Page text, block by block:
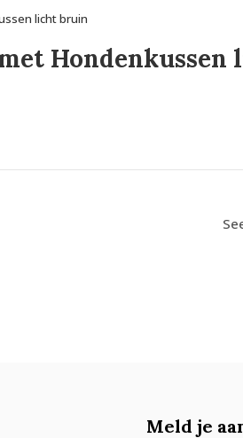
licht bruin
Meld je